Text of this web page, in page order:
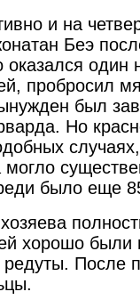
и на
Беэ
оказался один
пробросил
был
Но
было еще
хорошо были
После